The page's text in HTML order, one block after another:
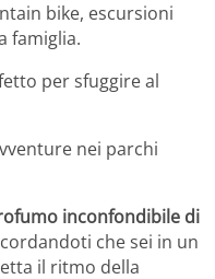
bike, escursioni
famiglia.
per sfuggire al
nei parchi
inconfondibile di
che sei in un
il ritmo della